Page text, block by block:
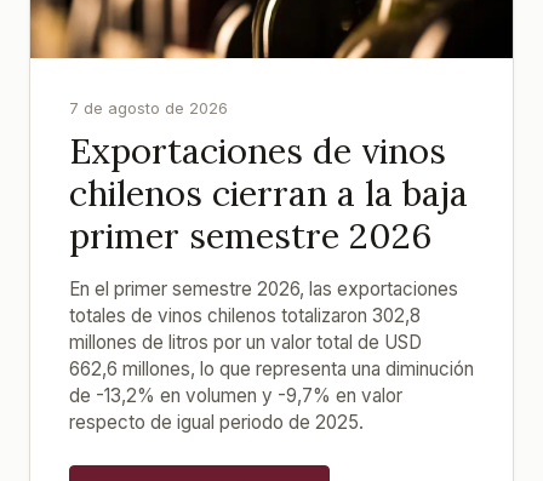
7 de agosto de 2026
Exportaciones de vinos
chilenos cierran a la baja
primer semestre 2026
En el primer semestre 2026, las exportaciones
totales de vinos chilenos totalizaron 302,8
millones de litros por un valor total de USD
662,6 millones, lo que representa una diminución
de -13,2% en volumen y -9,7% en valor
respecto de igual periodo de 2025.